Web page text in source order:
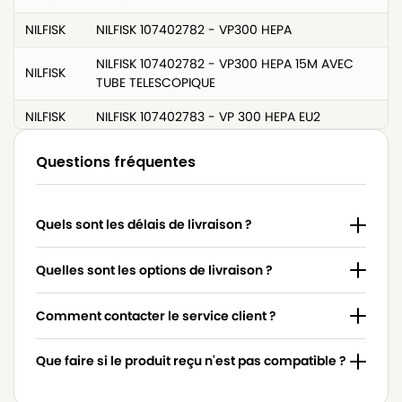
NILFISK
NILFISK 107402782 - VP300 HEPA
NILFISK
NILFISK 107402782 - VP300 HEPA 15M AVEC
TUBE TELESCOPIQUE
NILFISK
NILFISK 107402783 - VP 300 HEPA EU2
NILFISK
NILFISK 107402787
NILFISK
NILFISK 107402787 - SALTIX 10
NILFISK
NILFISK 107402787 - SALTIX 10Sauger
NILFISK
NILFISK 107405588 - SALTIX 10 UK
NILFISK
NILFISK 107406530 - VP300 HEPA JP
Questions fréquentes
Quels sont les délais de livraison ?
Quelles sont les options de livraison ?
Comment contacter le service client ?
Que faire si le produit reçu n'est pas compatible ?